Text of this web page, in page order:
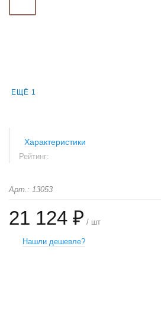
ЕЩЁ 1
Характеристики
Рейтинг:
Арт.: 13053
21 124 ₽ / шт
Нашли дешевле?